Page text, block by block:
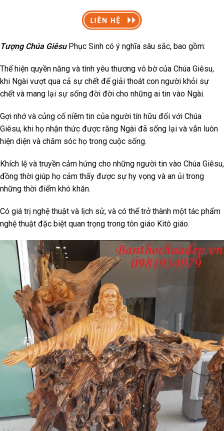
Tượng Chúa GiêsuPhục Sinh có ý nghĩa sâu sắc, bao gồm:
Thể hiện quyền năng và tình yêu thương vô bờ của Chúa Giêsu,
khi Ngài vượt qua cả sự chết để giải thoát con người khỏi sự
chết và mang lại sự sống đời đời cho những ai tin vào Ngài.
Gợi nhớ và củng cố niềm tin của người tín hữu đối với Chúa
Giêsu, khi họ nhận thức được rằng Ngài đã sống lại và vẫn luôn
hiện diện và chăm sóc họ trong cuộc sống.
Khích lệ và truyền cảm hứng cho những người tin vào Chúa Giêsu,
đồng thời giúp họ cảm thấy được sự hy vọng và an ủi trong
những thời điểm khó khăn.
Có giá trị nghệ thuật và lịch sử, và có thể trở thành một tác phẩm
nghệ thuật đặc biệt quan trọng trong tôn giáo Kitô giáo.